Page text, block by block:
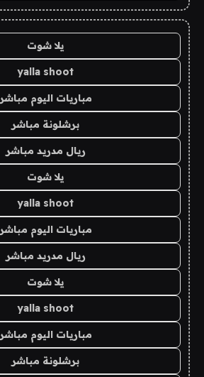
يلا شوت
yalla shoot
مباريات اليوم مباشر
برشلونة مباشر
ريال مدريد مباشر
يلا شوت
yalla shoot
مباريات اليوم مباشر
ريال مدريد مباشر
يلا شوت
yalla shoot
مباريات اليوم مباشر
برشلونة مباشر